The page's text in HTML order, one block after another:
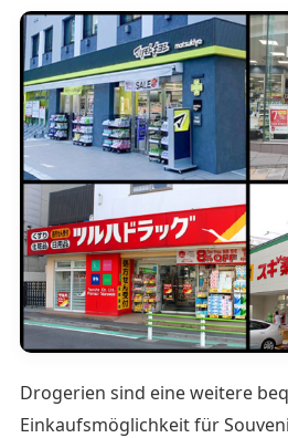
Drogerien sind eine weitere
Einkaufsmöglichkeit für